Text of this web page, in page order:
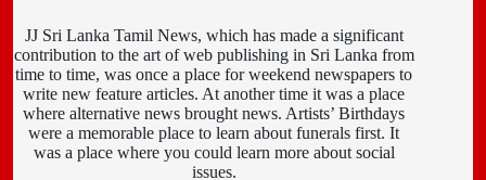
JJ Sri Lanka Tamil News, which has made a significant
contribution to the art of web publishing in Sri Lanka from
time to time, was once a place for weekend newspapers to
write new feature articles. At another time it was a place
where alternative news brought news. Artists’ Birthdays
were a memorable place to learn about funerals first. It
was a place where you could learn more about social
issues.